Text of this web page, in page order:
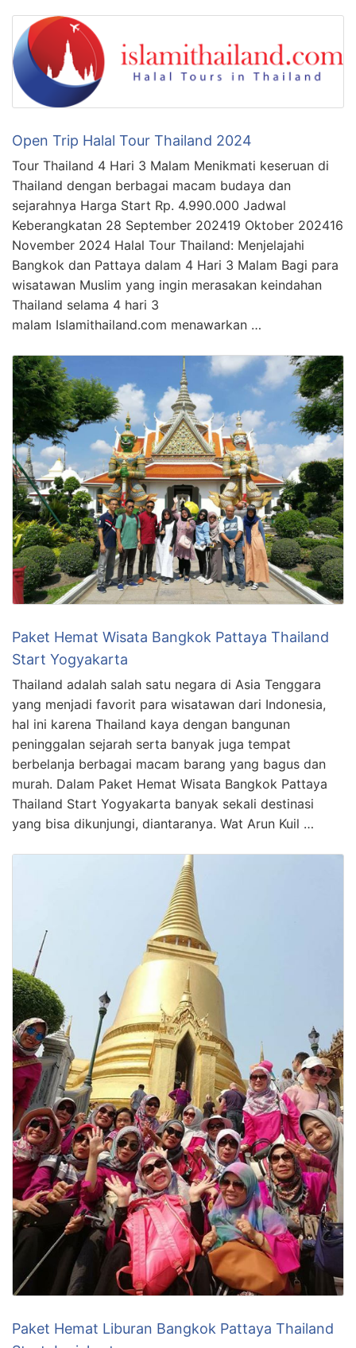
Open Trip Halal Tour Thailand 2024
Tour Thailand 4 Hari 3 Malam Menikmati keseruan di
Thailand dengan berbagai macam budaya dan
sejarahnya Harga Start Rp. 4.990.000 Jadwal
Keberangkatan 28 September 202419 Oktober 202416
November 2024 Halal Tour Thailand: Menjelajahi
Bangkok dan Pattaya dalam 4 Hari 3 Malam Bagi para
wisatawan Muslim yang ingin merasakan keindahan
Thailand selama 4 hari 3
malam Islamithailand.com menawarkan …
Paket Hemat Wisata Bangkok Pattaya Thailand
Start Yogyakarta
Thailand adalah salah satu negara di Asia Tenggara
yang menjadi favorit para wisatawan dari Indonesia,
hal ini karena Thailand kaya dengan bangunan
peninggalan sejarah serta banyak juga tempat
berbelanja berbagai macam barang yang bagus dan
murah. Dalam Paket Hemat Wisata Bangkok Pattaya
Thailand Start Yogyakarta banyak sekali destinasi
yang bisa dikunjungi, diantaranya. Wat Arun Kuil …
Paket Hemat Liburan Bangkok Pattaya Thailand